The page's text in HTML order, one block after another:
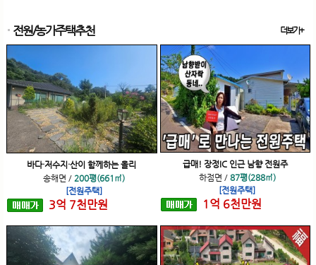
전원/농가주택추천 더보기+
바다·저수지·산이 함께하는 올리
송해면 / 200평(661㎡)
[전원주택]
3억 7천만원
급매! 장정IC 인근 남향 전원주
하점면 / 87평(288㎡)
[전원주택]
1 억 6천만원